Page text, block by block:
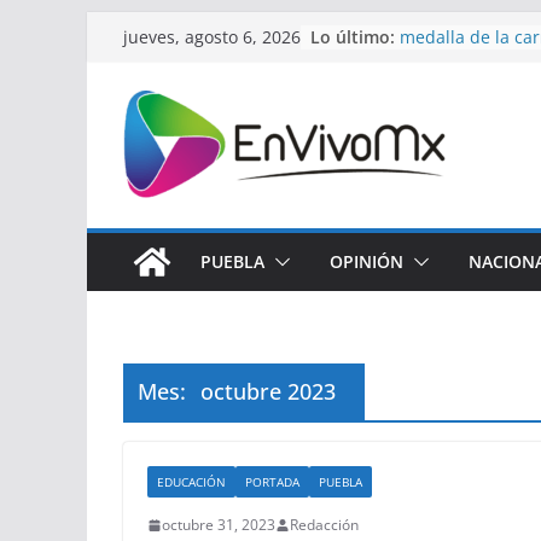
Saltar
contenido
jueves, agosto 6, 2026 Lo último: Presenta Lupita
alumbrado en
Centros Libre-
Serdán protegen
Gobierno de
fortalecen
PUEBLA OPINIÓN
Mes: octubre 2023
EDUCACIÓN PORTADA PUEBLA
octubre 31, 2023 Redacción